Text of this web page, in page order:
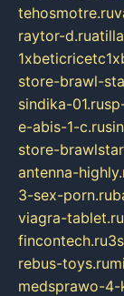
tehosmotre.ru
raytor-d.ru
store-brawl-
sindika-01.ru
e-abis-1-c.ru
store-
antenna-
3-sex-porn.ru
viagra-tablet.ru
fincontech.ru
rebus-toys.ru
medsprawo-4-